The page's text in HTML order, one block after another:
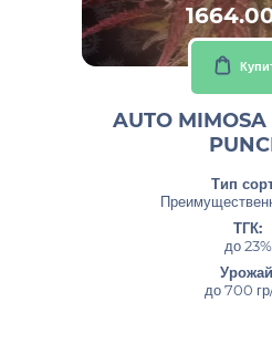
AUTO MIMOSA
Тип
ТГК:
до 23%
до 700